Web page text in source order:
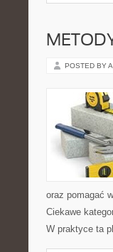
POSTED BY
oraz pomagać
Ciekawe
W praktyce ta